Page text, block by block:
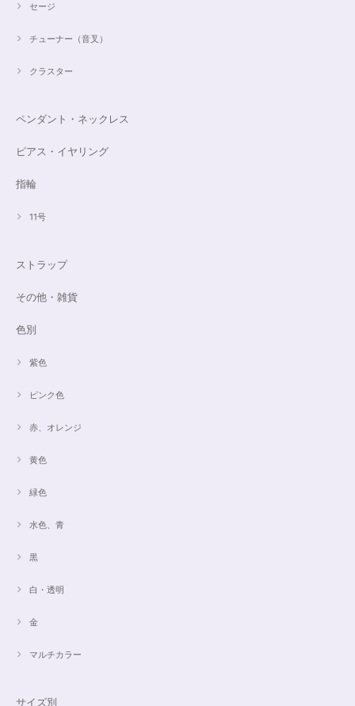
セージ
チューナー（音叉）
クラスター
ペンダント・ネックレス
ピアス・イヤリング
指輪
11号
ストラップ
その他・雑貨
色別
紫色
ピンク色
赤、オレンジ
黄色
緑色
水色、青
黒
白・透明
金
マルチカラー
サイズ別